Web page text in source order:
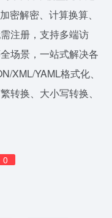
密解密、计算换算、
注册，支持多端访
场景，一站式解决各
XML/YAML格式化、
转换、大小写转换、
0